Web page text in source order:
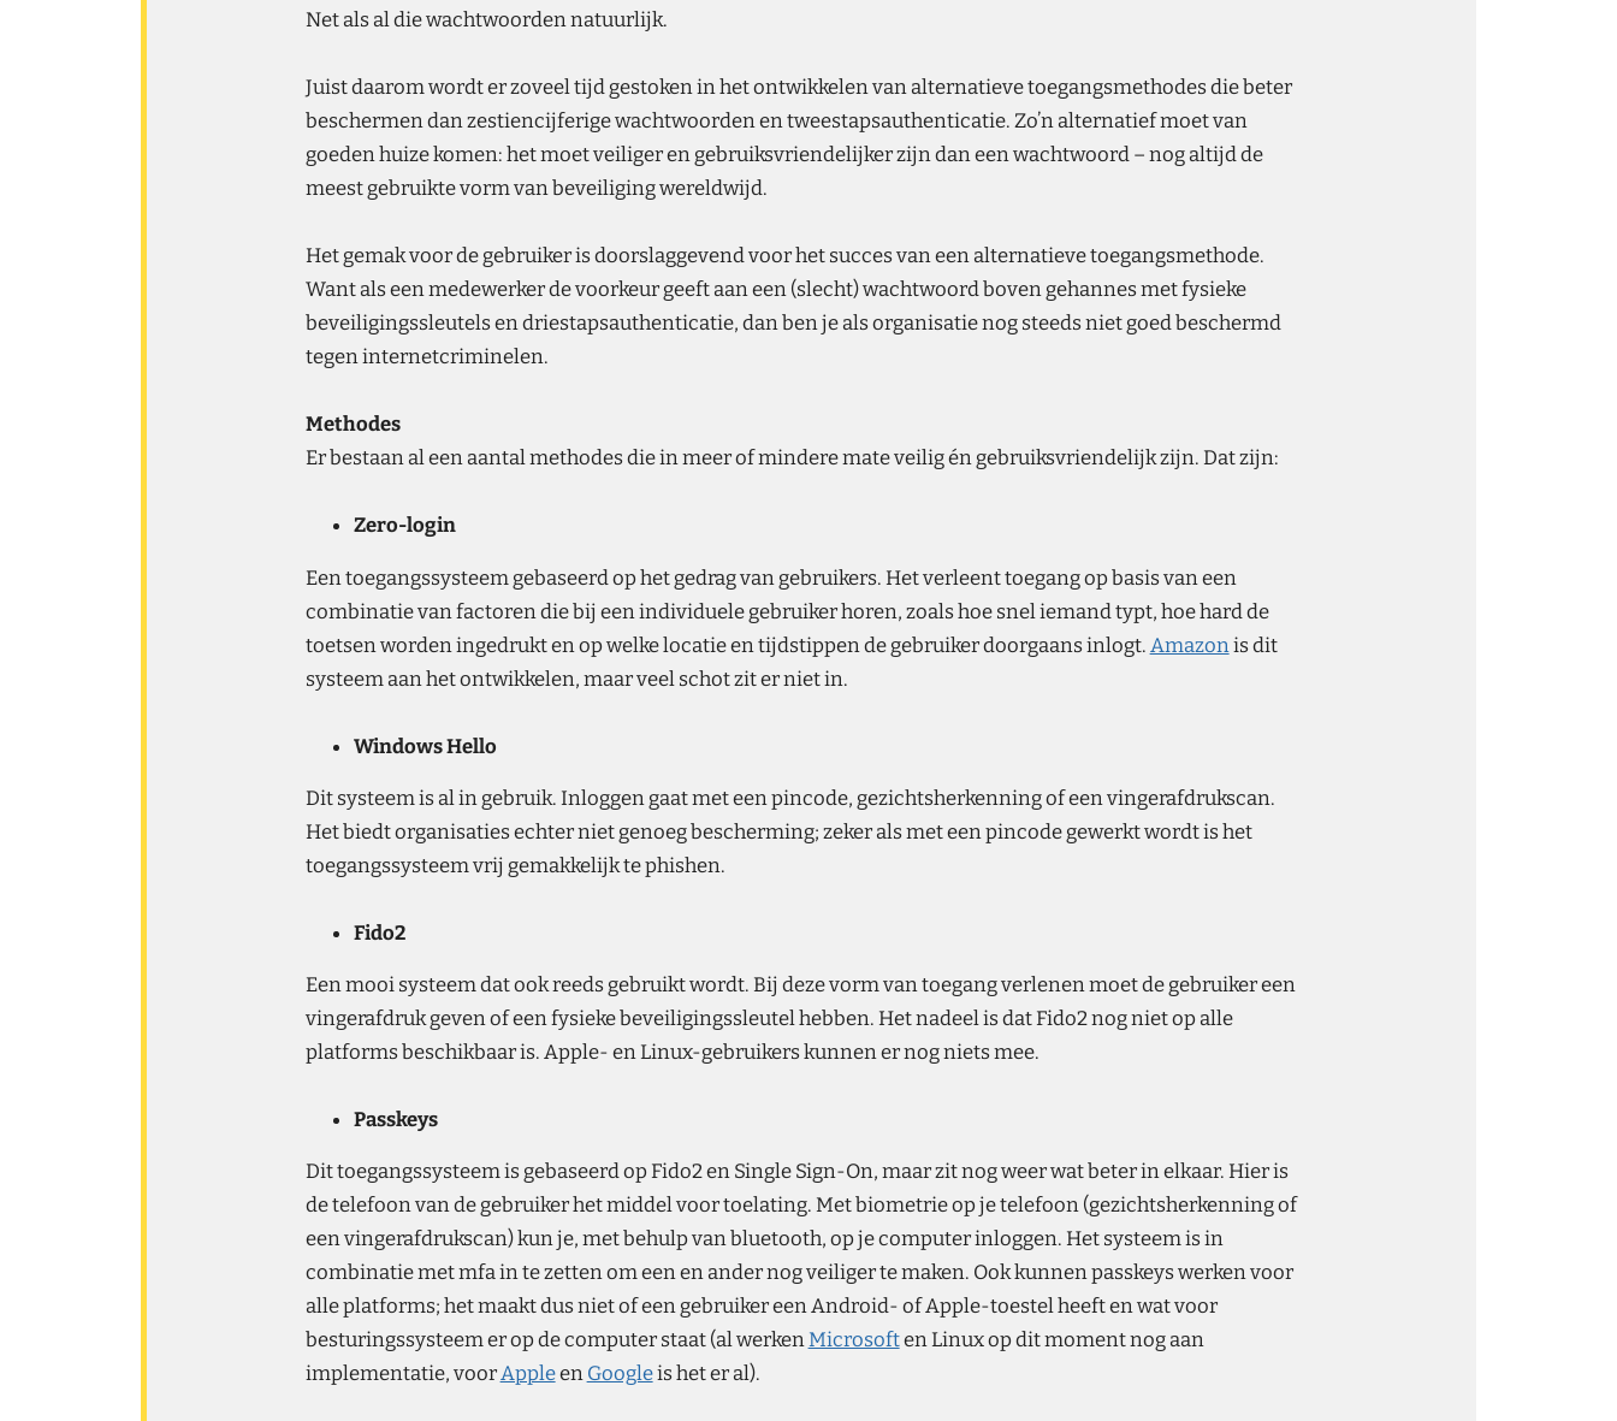
Net als al die wachtwoorden natuurlijk.
Juist daarom wordt er zoveel tijd gestoken in het ontwikkelen van alternatieve toegangsmethodes die beter
beschermen dan zestiencijferige wachtwoorden en tweestapsauthenticatie. Zo’n alternatief moet van
goeden huize komen: het moet veiliger en gebruiksvriendelijker zijn dan een wachtwoord – nog altijd de
meest gebruikte vorm van beveiliging wereldwijd.
Het gemak voor de gebruiker is doorslaggevend voor het succes van een alternatieve toegangsmethode.
Want als een medewerker de voorkeur geeft aan een (slecht) wachtwoord boven gehannes met fysieke
beveiligingssleutels en driestapsauthenticatie, dan ben je als organisatie nog steeds niet goed beschermd
tegen internetcriminelen.
Methodes
Er bestaan al een aantal methodes die in meer of mindere mate veilig én gebruiksvriendelijk zijn. Dat zijn:
Zero-login
Een toegangssysteem gebaseerd op het gedrag van gebruikers. Het verleent toegang op basis van een
combinatie van factoren die bij een individuele gebruiker horen, zoals hoe snel iemand typt, hoe hard de
toetsen worden ingedrukt en op welke locatie en tijdstippen de gebruiker doorgaans inlogt. Amazon is dit
systeem aan het ontwikkelen, maar veel schot zit er niet in.
Windows Hello
Dit systeem is al in gebruik. Inloggen gaat met een pincode, gezichtsherkenning of een vingerafdrukscan.
Het biedt organisaties echter niet genoeg bescherming; zeker als met een pincode gewerkt wordt is het
toegangssysteem vrij gemakkelijk te phishen.
Fido2
Een mooi systeem dat ook reeds gebruikt wordt. Bij deze vorm van toegang verlenen moet de gebruiker een
vingerafdruk geven of een fysieke beveiligingssleutel hebben. Het nadeel is dat Fido2 nog niet op alle
platforms beschikbaar is. Apple- en Linux-gebruikers kunnen er nog niets mee.
Passkeys
Dit toegangssysteem is gebaseerd op Fido2 en Single Sign-On, maar zit nog weer wat beter in elkaar. Hier is
de telefoon van de gebruiker het middel voor toelating. Met biometrie op je telefoon (gezichtsherkenning of
een vingerafdrukscan) kun je, met behulp van bluetooth, op je computer inloggen. Het systeem is in
combinatie met mfa in te zetten om een en ander nog veiliger te maken. Ook kunnen passkeys werken voor
alle platforms; het maakt dus niet of een gebruiker een Android- of Apple-toestel heeft en wat voor
besturingssysteem er op de computer staat (al werkenMicrosoften Linux op dit moment nog aan
implementatie, voorAppleen Googleis het er al).